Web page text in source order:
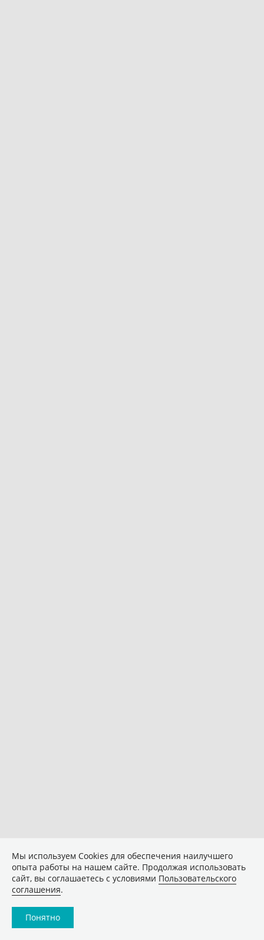
Мы используем Сookies для обеспечения наилучшего
опыта работы на нашем сайте. Продолжая использовать
сайт, вы соглашаетесь с условиями Пользовательского
соглашения.
Понятно